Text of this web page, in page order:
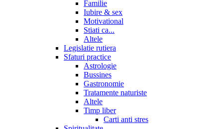
Familie
Iubire & sex
Motivational
Stiati ca...
Altele
Legislatie rutiera
Sfaturi practice
Astrologie
Bussines
Gastronomie
Tratamente naturiste
Altele
Timp liber
Carti anti stres